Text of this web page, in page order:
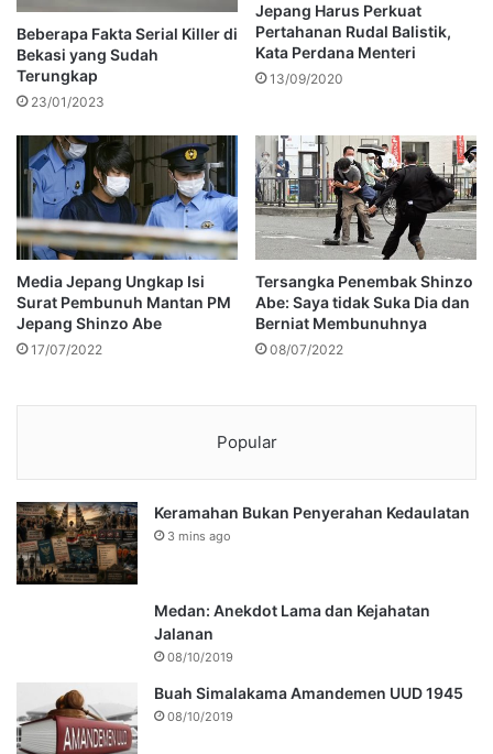
Beberapa Fakta Serial Killer di
Bekasi yang Sudah
Terungkap
23/01/2023
Jepang Harus Perkuat
Pertahanan Rudal Balistik,
Kata Perdana Menteri
13/09/2020
Media Jepang Ungkap Isi
Surat Pembunuh Mantan PM
Jepang Shinzo Abe
17/07/2022
Tersangka Penembak Shinzo
Abe: Saya tidak Suka Dia dan
Berniat Membunuhnya
08/07/2022
Popular
Keramahan Bukan Penyerahan Kedaulatan
3 mins ago
Medan: Anekdot Lama dan Kejahatan
Jalanan
08/10/2019
Buah Simalakama Amandemen UUD 1945
08/10/2019